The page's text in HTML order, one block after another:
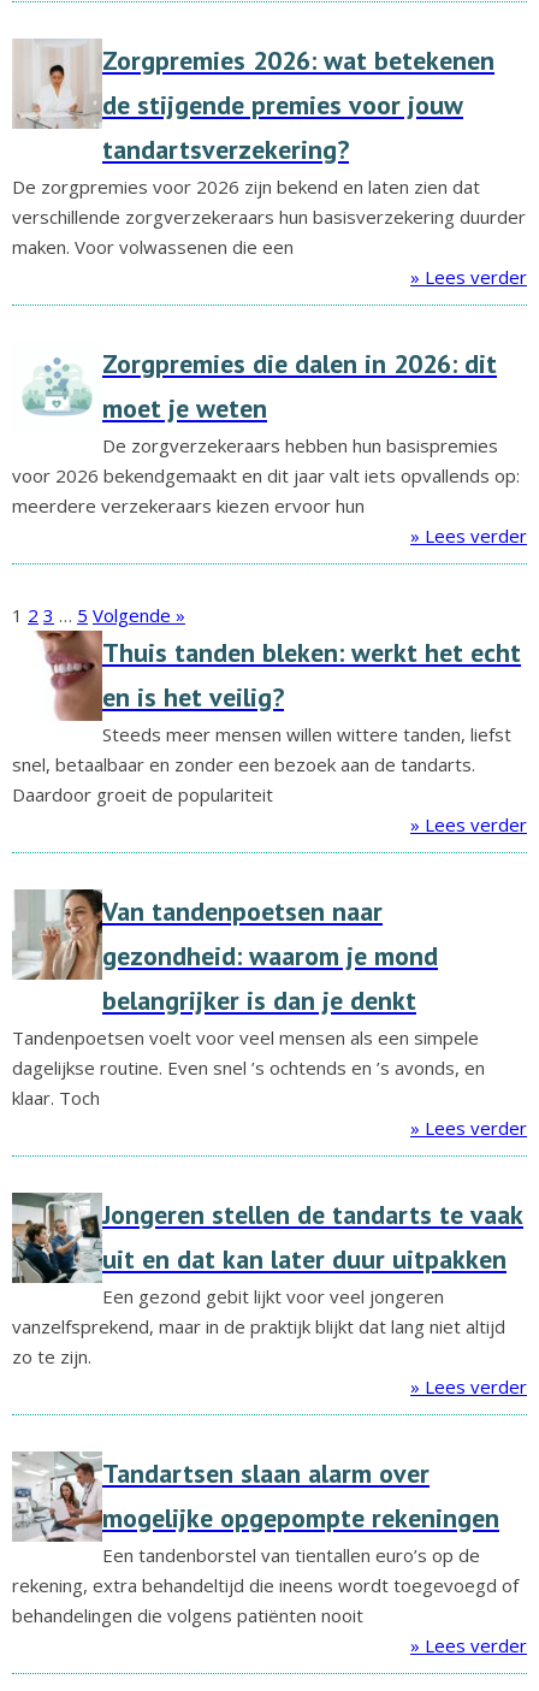
Zorgpremies 2026: wat betekenen
de stijgende premies voor jouw
tandartsverzekering?
De zorgpremies voor 2026 zijn bekend en laten zien dat
verschillende zorgverzekeraars hun basisverzekering duurder
maken. Voor volwassenen die een
» Lees verder
Zorgpremies die dalen in 2026: dit
moet je weten
De zorgverzekeraars hebben hun basispremies
voor 2026 bekendgemaakt en dit jaar valt iets opvallends op:
meerdere verzekeraars kiezen ervoor hun
» Lees verder
1 2 3 … 5 Volgende »
Thuis tanden bleken: werkt het echt
en is het veilig?
Steeds meer mensen willen wittere tanden, liefst
snel, betaalbaar en zonder een bezoek aan de tandarts.
Daardoor groeit de populariteit
» Lees verder
Van tandenpoetsen naar
gezondheid: waarom je mond
belangrijker is dan je denkt
Tandenpoetsen voelt voor veel mensen als een simpele
dagelijkse routine. Even snel ’s ochtends en ’s avonds, en
klaar. Toch
» Lees verder
Jongeren stellen de tandarts te vaak
uit en dat kan later duur uitpakken
Een gezond gebit lijkt voor veel jongeren
vanzelfsprekend, maar in de praktijk blijkt dat lang niet altijd
zo te zijn.
» Lees verder
Tandartsen slaan alarm over
mogelijke opgepompte rekeningen
Een tandenborstel van tientallen euro’s op de
rekening, extra behandeltijd die ineens wordt toegevoegd of
behandelingen die volgens patiënten nooit
» Lees verder